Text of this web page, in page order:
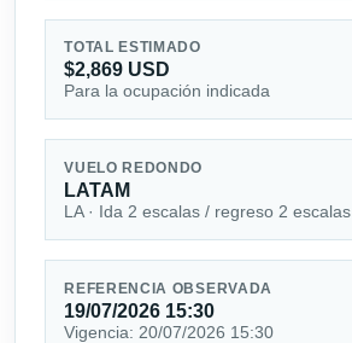
TOTAL ESTIMADO
$2,869 USD
Para la ocupación indicada
VUELO REDONDO
LATAM
LA · Ida 2 escalas / regreso 2 escalas
REFERENCIA OBSERVADA
19/07/2026 15:30
Vigencia: 20/07/2026 15:30